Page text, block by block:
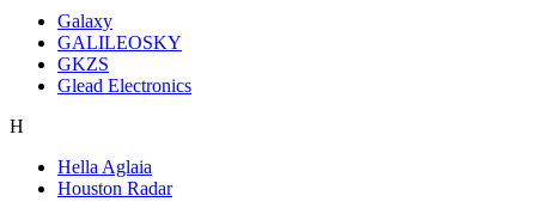
Galaxy
GALILEOSKY
GKZS
Glead Electronics
H
Hella Aglaia
Houston Radar